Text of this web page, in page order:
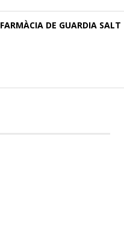
FARMÀCIA DE GUARDIA SALT